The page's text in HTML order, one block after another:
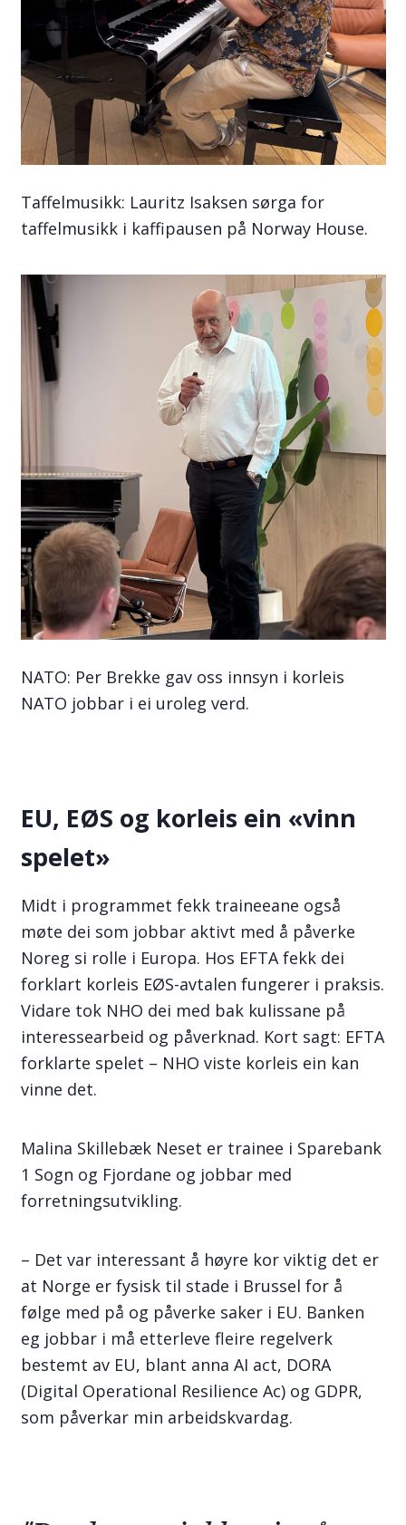
Taffelmusikk: Lauritz Isaksen sørga for
taffelmusikk i kaffipausen på Norway House.
NATO: Per Brekke gav oss innsyn i korleis
NATO jobbar i ei uroleg verd.
EU, EØS og korleis ein «vinn
spelet»
Midt i programmet fekk traineeane også
møte dei som jobbar aktivt med å påverke
Noreg si rolle i Europa. Hos EFTA fekk dei
forklart korleis EØS-avtalen fungerer i praksis.
Vidare tok NHO dei med bak kulissane på
interessearbeid og påverknad. Kort sagt: EFTA
forklarte spelet – NHO viste korleis ein kan
vinne det.
Malina Skillebæk Neset er trainee i Sparebank
1 Sogn og Fjordane og jobbar med
forretningsutvikling.
– Det var interessant å høyre kor viktig det er
at Norge er fysisk til stade i Brussel for å
følge med på og påverke saker i EU. Banken
eg jobbar i må etterleve fleire regelverk
bestemt av EU, blant anna AI act, DORA
(Digital Operational Resilience Ac) og GDPR,
som påverkar min arbeidskvardag.